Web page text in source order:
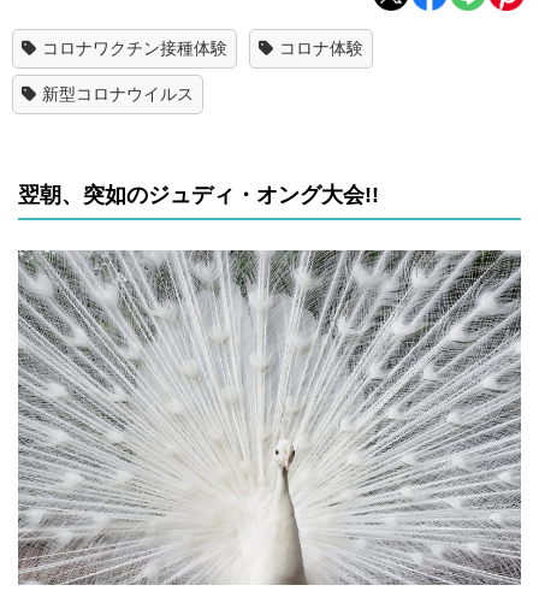
コロナワクチン接種体験 コロナ体験
新型コロナウイルス
翌朝、突如のジュディ・オング大会!!